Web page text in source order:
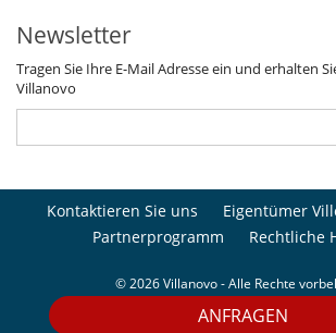
ANFRAGEN
Newsletter
Tragen Sie Ihre E-Mail Adresse ein und erhalten
Villanovo
Kontaktieren Sie uns Eigentümer
Partnerprogramm
Rechtliche
© 2026 Villanovo - Alle Rechte